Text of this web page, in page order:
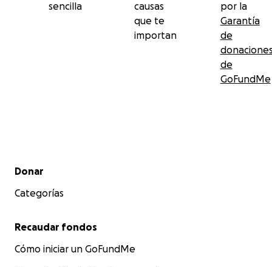
sencilla
causas
que te
importan
por la
Garantía
de
de
GoFundMe
Menú secundario
Donar
Categorías
Recaudar fondos
Cómo iniciar un GoFundMe